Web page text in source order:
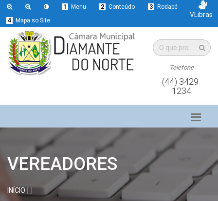
1 Menu 2 Conteúdo 3
Rodapé
4
Mapa so Site
VLibras
Telefone
(44) 3429-
1234
VEREADORES
INÍCIO